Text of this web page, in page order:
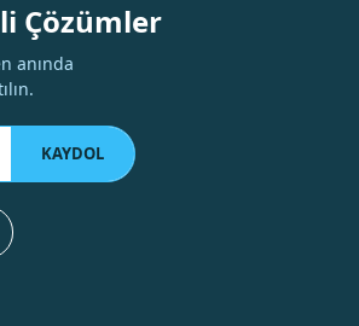
Çözümler
anında
KAYDOL